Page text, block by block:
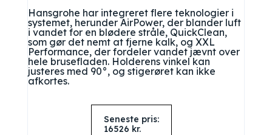
Hansgrohe har integreret flere teknologier i
systemet, herunder AirPower, der blander luft
i vandet for en blødere stråle, QuickClean,
som gør det nemt at fjerne kalk, og XXL
Performance, der fordeler vandet jævnt over
hele brusefladen. Holderens vinkel kan
justeres med 90°, og stigerøret kan ikke
afkortes.
Seneste pris:
16526 kr.